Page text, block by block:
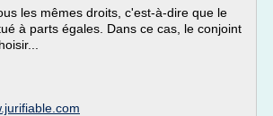
les mêmes droits, c'est-à-dire que le
à parts égales. Dans ce cas, le conjoint